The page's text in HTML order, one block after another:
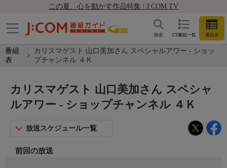
この夏、心を動かす作品特集 | J:COM TV
CS番組一覧 番組表
検索
番組
表
カリスマゲスト 山口美加さん スペシャルアワー - ショッ
プチャンネル ４Ｋ
カリスマゲスト 山口美加さん スペシャ
ルアワー - ショップチャンネル ４Ｋ
放送スケジュール一覧
前回の放送